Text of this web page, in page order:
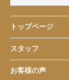
トップページ
スタッフ
お客様の声